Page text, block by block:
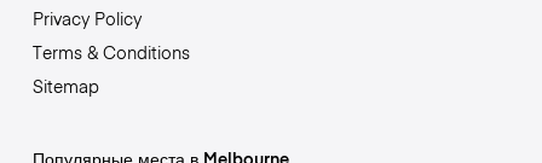
Privacy Policy
Terms & Conditions
Sitemap